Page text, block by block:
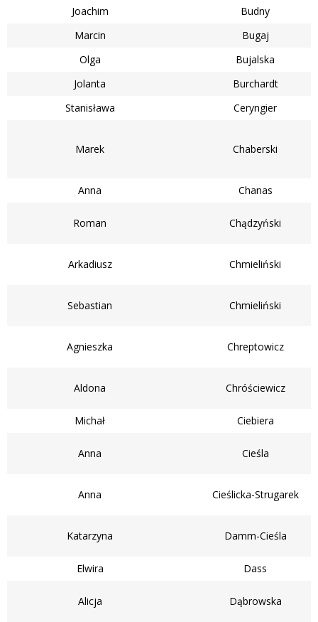
Joachim
Budny
Marcin
Bugaj
Olga
Bujalska
Jolanta
Burchardt
Stanisława
Ceryngier
Marek Chaberski
Anna Chanas
Roman Chądzyński
Arkadiusz Chmieliński
Sebastian Chmieliński
Agnieszka Chreptowicz
Aldona Chróściewicz
Michał Ciebiera
Anna Cieśla
Anna Cieślicka-Strugarek
Katarzyna Damm-Cieśla
Elwira Dass
Alicja Dąbrowska